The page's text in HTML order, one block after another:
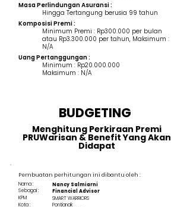
Masa Perlindungan Asuransi :
Hingga Tertangung berusia 99 tahun
Komposisi Premi :
Minimum Premi : Rp300.000 per bulan
atau Rp3.300.000 per tahun, Maksimum :
N/A
Uang Pertanggungan :
Minimum : Rp20.000.000
Maksimum : N/A
BUDGETING
Menghitung Perkiraan Premi
PRUWarisan & Benefit Yang Akan
Didapat
Pembuatan perhitungan ini dibantu oleh :
Nama :
Nancy Salmiarni
Sebagai :
Financial Advisor
KPM
SMART WARRIORS
Pontianak
Kota :